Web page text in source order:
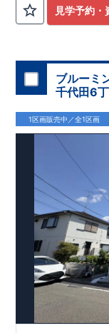
ーパー）徒歩10分
↓クリックすると特
2024 年グッドデ
せる道」 ○第18回
の新たな空間提案
た！
耐震等級最高
倍の耐震性！
ー採用で安心！ ○
が取得しています
ております。
・
りに施工されてい
す。
平日・休日ご内覧
ぜひお気軽にお問
38-1246​(定休日：
見学予約・
ブルーミ
千代田6
1区画販売中／全1区画